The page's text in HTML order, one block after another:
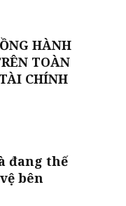
HÀNH
TOÀN
CHÍNH
đang thế
bên